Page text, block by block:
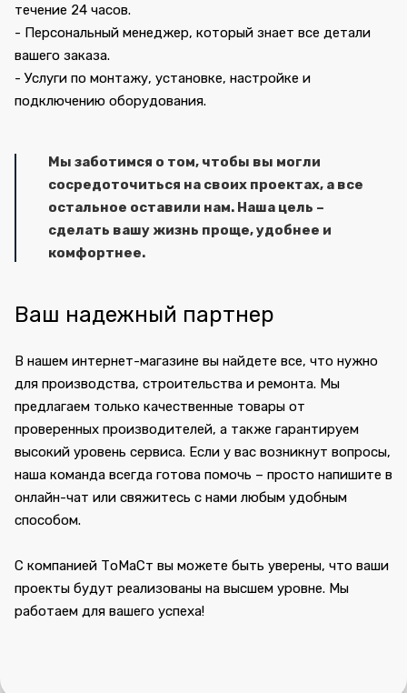
течение 24 часов.
- Персональный менеджер, который знает все детали
вашего заказа.
- Услуги по монтажу, установке, настройке и
подключению оборудования.
Мы заботимся о том, чтобы вы могли
сосредоточиться на своих проектах, а все
остальное оставили нам. Наша цель –
сделать вашу жизнь проще, удобнее и
комфортнее.
Ваш надежный партнер
В нашем интернет-магазине вы найдете все, что нужно
для производства, строительства и ремонта. Мы
предлагаем только качественные товары от
проверенных производителей, а также гарантируем
высокий уровень сервиса. Если у вас возникнут вопросы,
наша команда всегда готова помочь – просто напишите в
онлайн-чат или свяжитесь с нами любым удобным
способом.
С компанией ТоМаСт вы можете быть уверены, что ваши
проекты будут реализованы на высшем уровне. Мы
работаем для вашего успеха!